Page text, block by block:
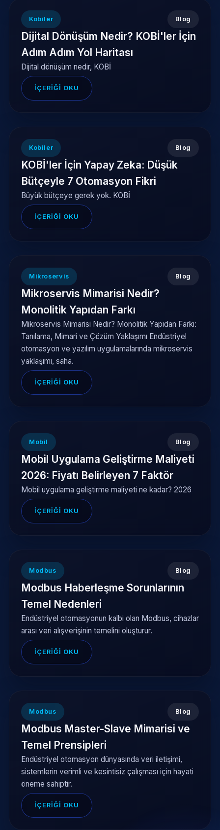
Kobiler Blog
Dijital Dönüşüm Nedir? KOBİ'ler İçin
Adım Adım Yol Haritası
Dijital dönüşüm nedir, KOBİ
İÇERIĞI OKU
Kobiler Blog
KOBİ'ler İçin Yapay Zeka: Düşük
Bütçeyle 7 Otomasyon Fikri
Büyük bütçeye gerek yok. KOBİ
İÇERIĞI OKU
Mikroservis Blog
Mikroservis Mimarisi Nedir?
Monolitik Yapıdan Farkı
Mikroservis Mimarisi Nedir? Monolitik Yapıdan Farkı:
Tanılama, Mimari ve Çözüm Yaklaşımı Endüstriyel
otomasyon ve yazılım uygulamalarında mikroservis
yaklaşımı, saha.
İÇERIĞI OKU
Mobil Blog
Mobil Uygulama Geliştirme Maliyeti
2026: Fiyatı Belirleyen 7 Faktör
Mobil uygulama geliştirme maliyeti ne kadar? 2026
İÇERIĞI OKU
Modbus Blog
Modbus Haberleşme Sorunlarının
Temel Nedenleri
Endüstriyel otomasyonun kalbi olan Modbus, cihazlar
arası veri alışverişinin temelini oluşturur.
İÇERIĞI OKU
Modbus Blog
Modbus Master-Slave Mimarisi ve
Temel Prensipleri
Endüstriyel otomasyon dünyasında veri iletişimi,
sistemlerin verimli ve kesintisiz çalışması için hayati
öneme sahiptir.
İÇERIĞI OKU